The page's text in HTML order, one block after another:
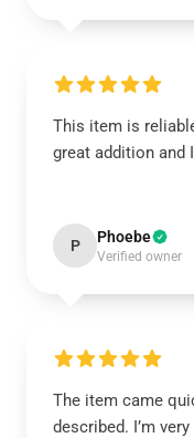
This item is
great addition and
P Phoebe
Verified owner
The item came
described. I’m